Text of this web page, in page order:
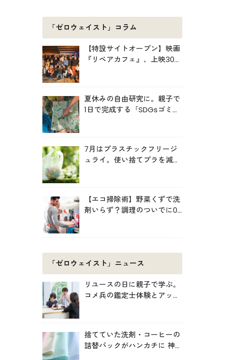
「ゼロウェイスト」コラム
【特設サイトオープン】映画
『リペアカフェ』、上映300
夏休みの自由研究に。親子で
1日で完成する「SDGsゴミ・
7月はプラスチックフリージ
ュライ。使い捨てプラを減ら
【エコ掃除術】野菜くずで洗
剤いらず？調理のついでに0
「ゼロウェイスト」ニュース
リユースの日に親子で学ぶ。
コメ兵の鑑定士体験とアップ
捨てていた洗剤・コーヒーの
詰替パックがハンカチに 神